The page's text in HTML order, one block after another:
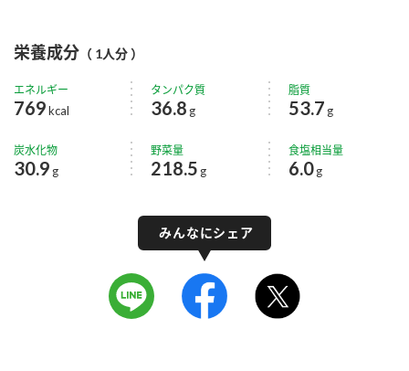
栄養成分 （ 1人分 ）
エネルギー
769kcal
タンパク質
36.8 g
脂質
53.7 g
炭水化物
30.9 g
野菜量
218.5 g
食塩相当量
6.0 g